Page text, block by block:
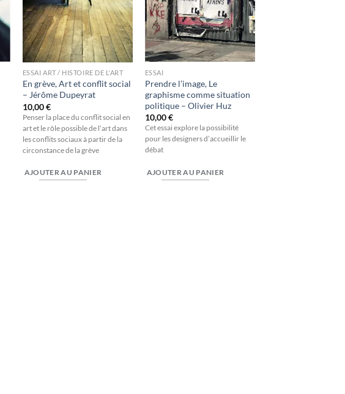
ESSAI ART / HISTOIRE DE L'ART
En grève, Art et conflit social
– Jérôme Dupeyrat
10,00€
Penser la place du conflit social en
art et le rôle possible de l’art dans
les conflits sociaux à partir de la
circonstance de la grève
AJOUTER AU PANIER
ESSAI
Prendre l’image, Le
graphisme comme situation
politique – Olivier Huz
10,00€
Cet essai explore la possibilité
pour les designers d’accueillir le
débat
AJOUTER AU PANIER